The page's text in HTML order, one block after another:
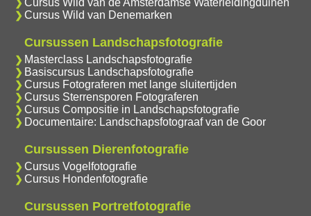
Cursus Wild van Denemarken
Cursussen Landschapsfotografie
Masterclass Landschapsfotografie
Basiscursus Landschapsfotografie
Cursus Fotograferen met lange sluitertijden
Cursus Sterrensporen Fotograferen
Cursus Compositie in Landschapsfotografie
Documentaire: Landschapsfotograaf van de Goor
Cursussen Dierenfotografie
Cursus Vogelfotografie
Cursus Hondenfotografie
Cursussen Portretfotografie